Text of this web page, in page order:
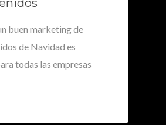
buen marketing de
de Navidad es
todas las empresas